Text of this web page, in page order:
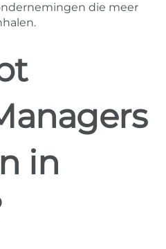
die meer
in